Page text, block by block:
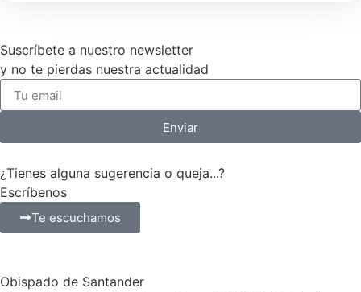
Suscríbete a nuestro newsletter
y no te pierdas nuestra actualidad
Enviar
¿Tienes alguna sugerencia o queja...?
Escríbenos
Te escuchamos
Obispado de Santander